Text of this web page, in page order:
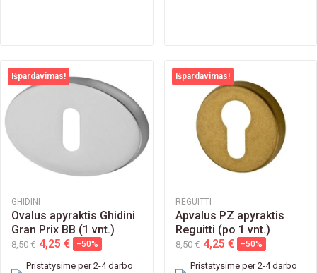
Išpardavimas!
GHIDINI
Ovalus apyraktis Ghidini
Gran Prix BB (1 vnt.)
8,50 € 4,25 € −50%
Pristatysime per 2-4 darbo
Išpardavimas!
REGUITTI
Apvalus PZ apyraktis
Reguitti (po 1 vnt.)
8,50 € 4,25 € −50%
Pristatysime per 2-4 darbo